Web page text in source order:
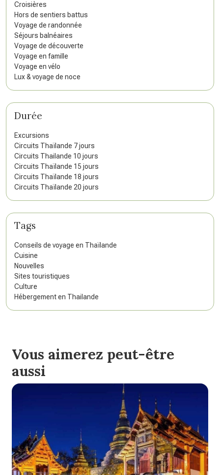
Croisières
Hors de sentiers battus
Voyage de randonnée
Séjours balnéaires
Voyage de découverte
Voyage en famille
Voyage en vélo
Lux & voyage de noce
Durée
Excursions
Circuits Thaïlande 7 jours
Circuits Thailande 10 jours
Circuits Thaïlande 15 jours
Circuits Thaïlande 18 jours
Circuits Thaïlande 20 jours
Tags
Conseils de voyage en Thaïlande
Cuisine
Nouvelles
Sites touristiques
Culture
Hébergement en Thailande
Vous aimerez peut-être
aussi